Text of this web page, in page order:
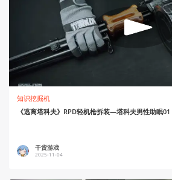
知识挖掘机
《逃离塔科夫》RPD轻机枪拆装—塔科夫男性助眠01
干货游戏
2025-11-04